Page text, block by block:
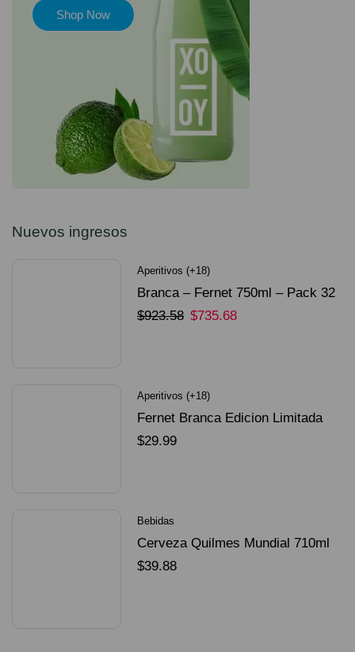
Shop Now
Nuevos ingresos
Aperitivos (+18)
Branca – Fernet 750ml – Pack 32
Unidades
$923.58 $735.68
Aperitivos (+18)
Fernet Branca Edicion Limitada
Dorado Mundial
$29.99
Bebidas
Cerveza Quilmes Mundial 710ml
packX4
$39.88